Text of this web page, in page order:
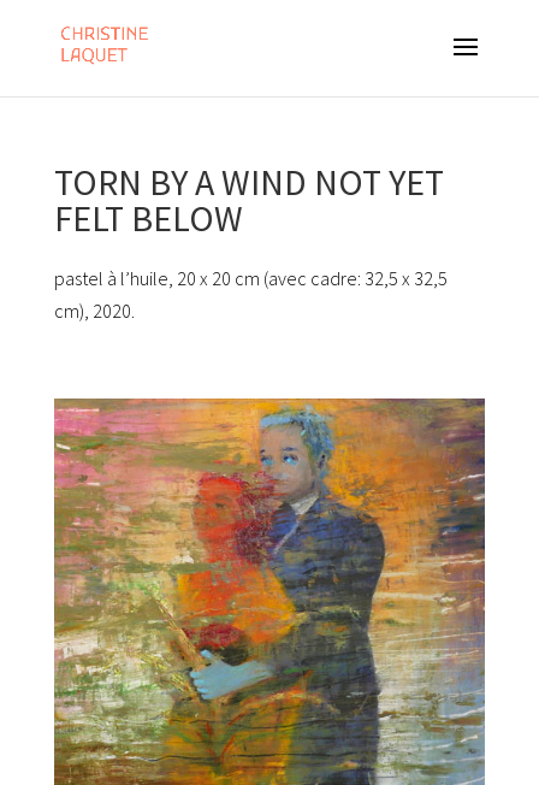
TORN BY A WIND NOT YET
FELT BELOW
pastel à l’huile, 20 x 20 cm (avec cadre: 32,5 x 32,5
cm), 2020.